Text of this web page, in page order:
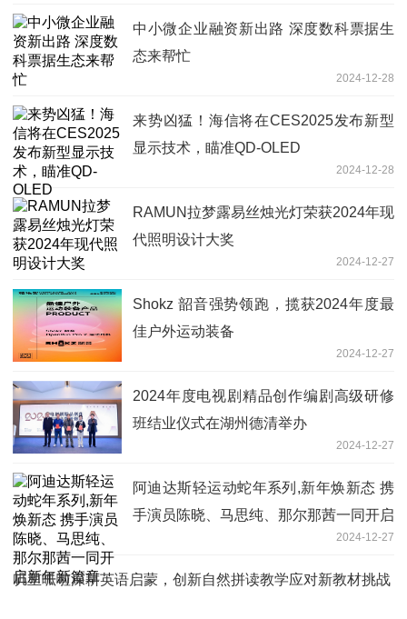
中小微企业融资新出路 深度数科票据生
态来帮忙
2024-12-28
来势凶猛！海信将在CES2025发布新型
显示技术，瞄准QD-OLED
2024-12-28
RAMUN拉梦露易丝烛光灯荣获2024年现
代照明设计大奖
2024-12-27
Shokz 韶音强势领跑，揽获2024年度最
佳户外运动装备
2024-12-27
2024年度电视剧精品创作编剧高级研修
班结业仪式在湖州德清举办
2024-12-27
阿迪达斯轻运动蛇年系列,新年焕新态 携
手演员陈晓、马思纯、那尔那茜一同开启
2024-12-27
叽里呱啦深耕英语启蒙，创新自然拼读教学应对新教材挑战